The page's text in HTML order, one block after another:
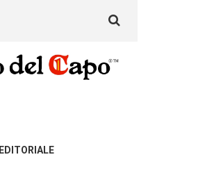
EDITORIALE
for: